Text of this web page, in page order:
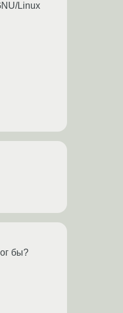
Linux
бы?